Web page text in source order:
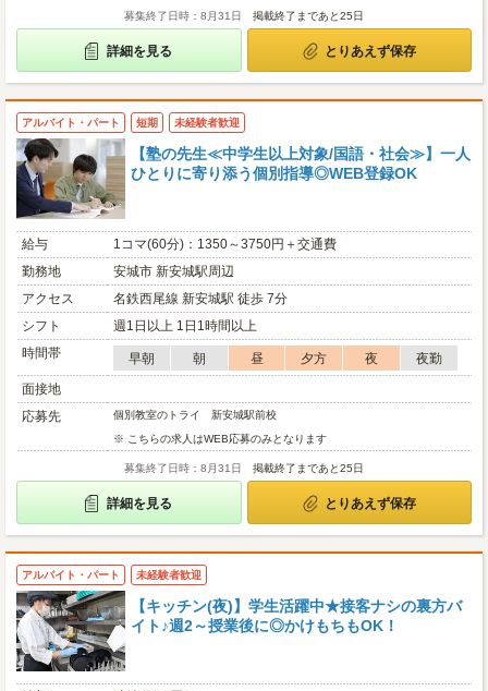
募集終了日時：8月31日 掲載終了まであと25日
詳細を見る とりあえず保存
アルバイト・パート 短期 未経験者歓迎
【塾の先生≪中学生以上対象/国語・社会≫】一人
ひとりに寄り添う個別指導◎WEB登録OK
給与
1コマ(60分)：1350～3750円＋交通費
勤務地
安城市 新安城駅周辺
アクセス
名鉄西尾線 新安城駅 徒歩 7分
シフト
週1日以上 1日1時間以上
時間帯
早朝 朝 昼 夕方 夜
夜勤
面接地
応募先
個別教室のトライ 新安城駅前校
※ こちらの求人はWEB応募のみとなります
募集終了日時：8月31日 掲載終了まであと25日
詳細を見る とりあえず保存
アルバイト・パート 未経験者歓迎
【キッチン(夜)】学生活躍中★接客ナシの裏方バ
イト♪週2～授業後に◎かけもちもOK！